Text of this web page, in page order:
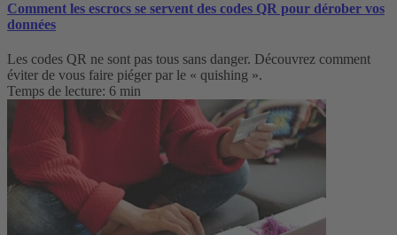
Comment les escrocs se servent des codes QR pour dérober vos
données
Les codes QR ne sont pas tous sans danger. Découvrez comment
éviter de vous faire piéger par le « quishing ».
Temps de lecture: 6 min